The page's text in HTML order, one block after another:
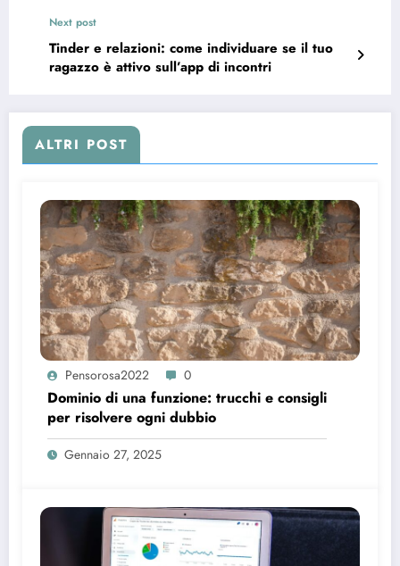
Next post
Tinder e relazioni: come individuare se il tuo
ragazzo è attivo sull’app di incontri
ALTRI POST
Pensorosa2022 0
Dominio di una funzione: trucchi e consigli
per risolvere ogni dubbio
Gennaio 27, 2025